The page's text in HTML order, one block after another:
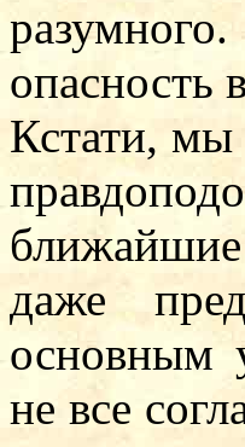
опасность
Кстати,
даже
основным
не все